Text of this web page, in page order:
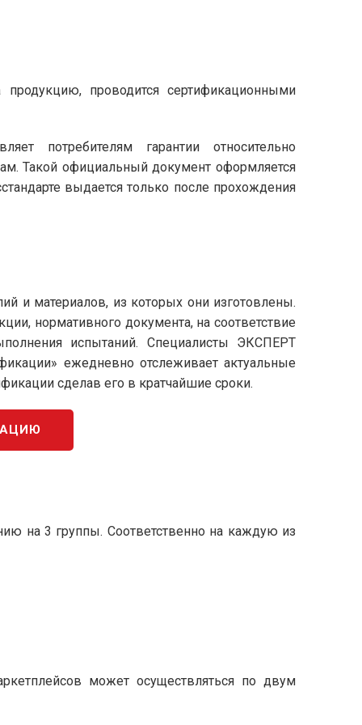
проводится сертификационными
потребителям гарантии относительно
Такой официальный документ оформляется
выдается только после прохождения
и материалов, из которых они изготовлены.
нормативного документа, на соответствие
испытаний. Специалисты ЭКСПЕРТ
ежедневно отслеживает актуальные
сделав его в кратчайшие сроки.
на 3 группы. Соответственно на каждую из
может осуществляться по двум